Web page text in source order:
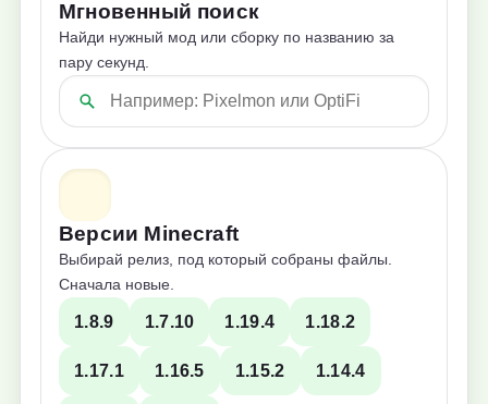
Мгновенный поиск
Найди нужный мод или сборку по названию за
пару секунд.
Версии Minecraft
Выбирай релиз, под который собраны файлы.
Сначала новые.
1.8.9 1.7.10 1.19.4 1.18.2
1.17.1 1.16.5 1.15.2 1.14.4